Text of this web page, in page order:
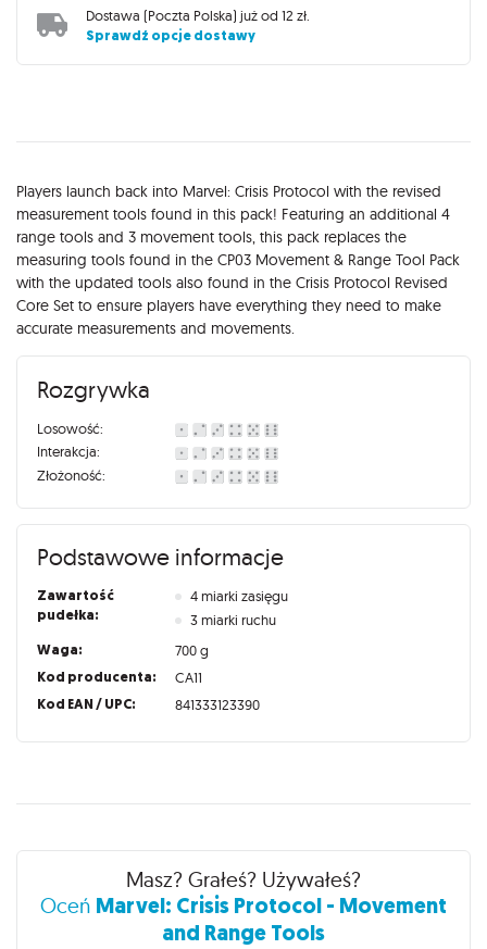
Dostawa (Poczta Polska) już od 12 zł
Sprawdź opcje dostawy
Opis
Players launch back into Marvel: Crisis Protocol with the revised
measurement tools found in this pack! Featuring an additional 4
range tools and 3 movement tools, this pack replaces the
measuring tools found in the CP03 Movement & Range Tool Pack
with the updated tools also found in the Crisis Protocol Revised
Core Set to ensure players have everything they need to make
accurate measurements and movements.
Rozgrywka
Losowość:
Interakcja:
Złożoność:
Podstawowe informacje
Zawartość
pudełka:
4 miarki zasięgu
3 miarki ruchu
Waga: 700 g
Kod producenta: CA11
Kod EAN / UPC: 841333123390
Recenzje
Masz? Grałeś? Używałeś?
Oceń Marvel: Crisis Protocol - Movement
and Range Tools